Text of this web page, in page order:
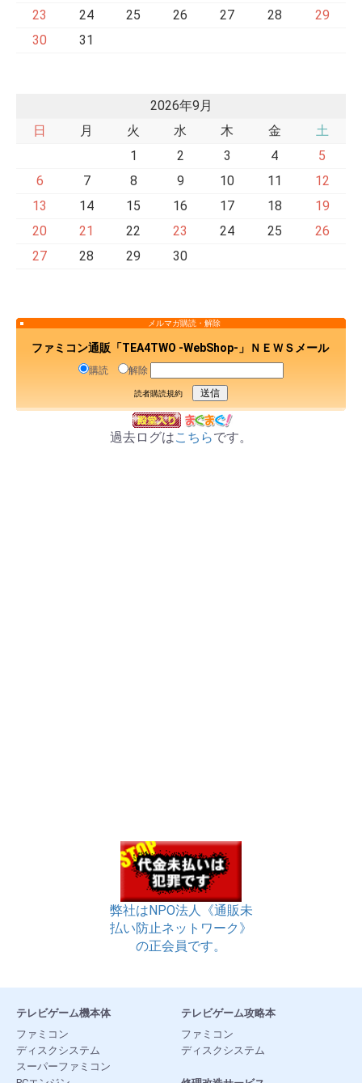
23 24 25 26 27 28
29
30
31
2026年9月
日
月 火 水 木 金
土
1
2 3 4
5
6
7 8 9 10 11
12
13
14 15 16 17 18
19
20
21 22 23 24 25
26
27
28 29 30
メルマガ購読・解除
ファミコン通販「TEA4TWO -WebShop-」ＮＥＷＳメール
購読 解除
読者購読規約
過去ログはこちらです。
弊社はNPO法人《通販未
払い防止ネットワーク》
の正会員です。
テレビゲーム機本体
ファミコン
ディスクシステム
スーパーファミコン
テレビゲーム攻略本
ファミコン
ディスクシステム